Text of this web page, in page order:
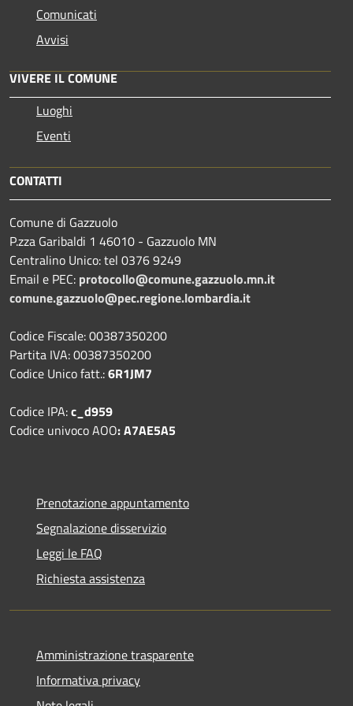
Comunicati
Avvisi
VIVERE IL COMUNE
Luoghi
Eventi
CONTATTI
Comune di Gazzuolo
P.zza Garibaldi 1 46010 - Gazzuolo MN
Centralino Unico: tel 0376 9249
Email e PEC: protocollo@comune.gazzuolo.mn.it
comune.gazzuolo@pec.regione.lombardia.it
Codice Fiscale: 00387350200
Partita IVA: 00387350200
Codice Unico fatt.:6R1JM7
Codice IPA:c_d959
Codice univoco AOO: A7AE5A5
Prenotazione appuntamento
Segnalazione disservizio
Leggi le FAQ
Richiesta assistenza
Amministrazione trasparente
Informativa privacy